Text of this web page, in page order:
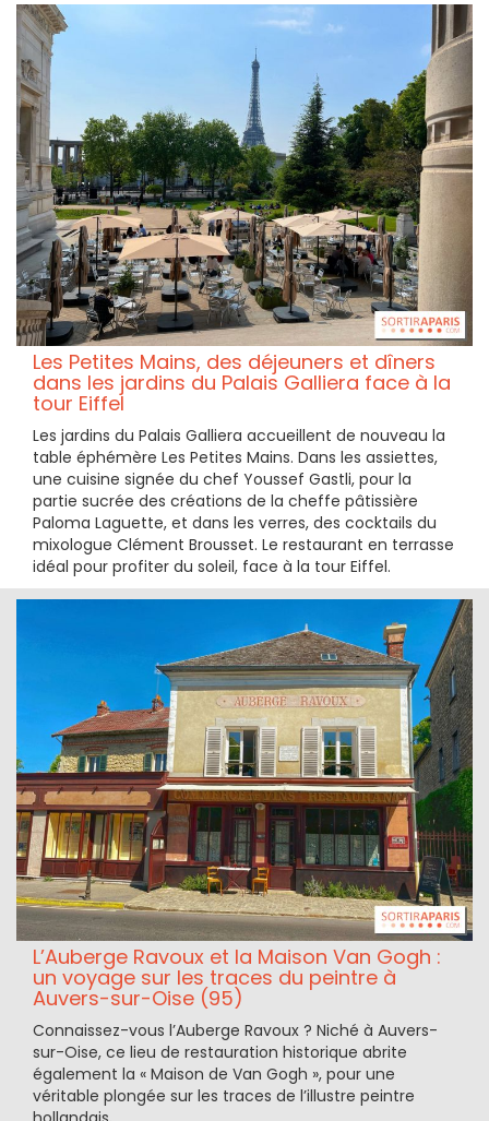
Les Petites Mains, des déjeuners et dîners
dans les jardins du Palais Galliera face à la
tour Eiffel
Les jardins du Palais Galliera accueillent de nouveau la
table éphémère Les Petites Mains. Dans les assiettes,
une cuisine signée du chef Youssef Gastli, pour la
partie sucrée des créations de la cheffe pâtissière
Paloma Laguette, et dans les verres, des cocktails du
mixologue Clément Brousset. Le restaurant en terrasse
idéal pour profiter du soleil, face à la tour Eiffel.
L’Auberge Ravoux et la Maison Van Gogh :
un voyage sur les traces du peintre à
Auvers-sur-Oise (95)
Connaissez-vous l’Auberge Ravoux ? Niché à Auvers-
sur-Oise, ce lieu de restauration historique abrite
également la « Maison de Van Gogh », pour une
véritable plongée sur les traces de l’illustre peintre